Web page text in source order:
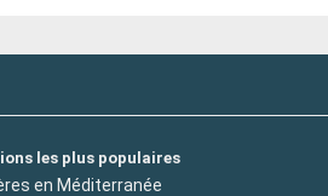
les plus populaires
en Méditerranée